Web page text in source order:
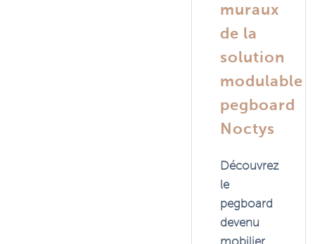
muraux
de la
solution
modulable
pegboard
Noctys
Découvrez
le
pegboard
devenu